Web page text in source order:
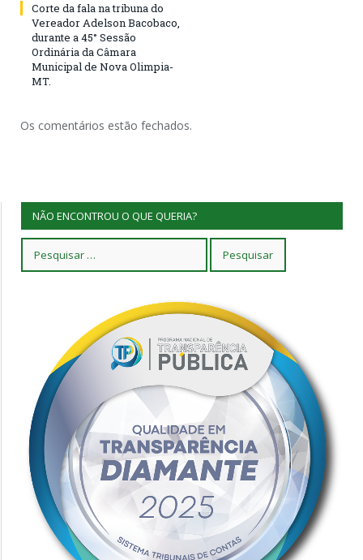
Corte da fala na tribuna do
Vereador Adelson Bacobaco,
durante a 45° Sessão
Ordinária da Câmara
Municipal de Nova Olimpia-
MT.
Os comentários estão fechados.
NÃO ENCONTROU O QUE QUERIA?